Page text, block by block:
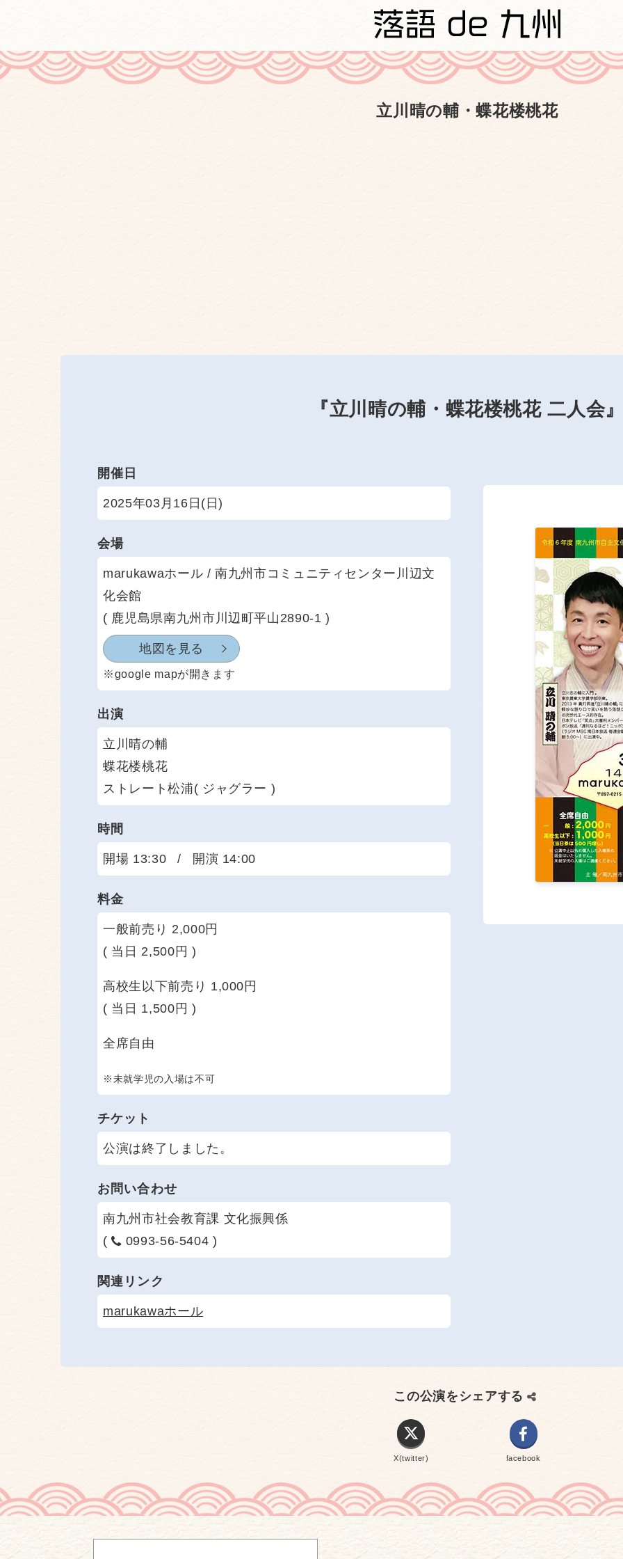
立川晴の輔・蝶花楼桃花
『立川晴の輔・蝶花楼桃花 二人会
開催日
2025年03月16日(日)
会場
marukawaホール / 南九州市コミュニティセンター川辺文
化会館
( 鹿児島県南九州市川辺町平山2890-1 )
地図を見る
※google mapが開きます
出演
立川晴の輔
蝶花楼桃花
ストレート松浦( ジャグラー )
時間
開場 13:30 / 開演 14:00
料金
一般前売り 2,000円
( 当日 2,500円 )
高校生以下前売り 1,000円
( 当日 1,500円 )
全席自由
※未就学児の入場は不可
チケット
公演は終了しました。
お問い合わせ
南九州市社会教育課 文化振興係
(
0993-56-5404 )
関連リンク
marukawaホール
この公演をシェアする
X(twitter) facebook